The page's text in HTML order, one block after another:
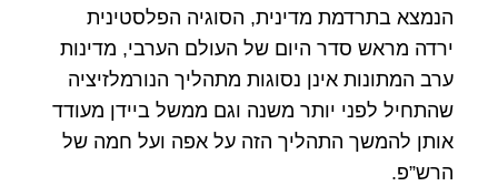
הנמצא בתרדמת מדינית, הסוגיה הפלסטינית
ירדה מראש סדר היום של העולם הערבי, מדינות
ערב המתונות אינן נסוגות מתהליך הנורמלזיציה
שהתחיל לפני יותר משנה וגם ממשל ביידן מעודד
אותן להמשך התהליך הזה על אפה ועל חמה של
הרש”פ.